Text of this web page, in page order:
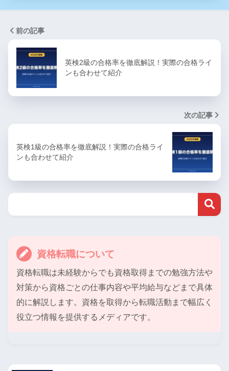
前の記事
英検2級の合格率を徹底解説！実際の合格ライ
ンも合わせて紹介
次の記事
英検1級の合格率を徹底解説！実際の合格ライ
ンも合わせて紹介
資格転職について
資格転職は未経験からでも資格取得までの勉強方法や
対策から資格ごとの仕事内容や平均給与などまで具体
的に解説します。資格を取得から転職活動まで幅広く
役立つ情報を提供するメディアです。